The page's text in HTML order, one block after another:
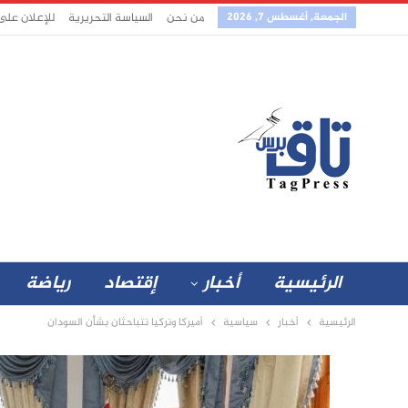
الجمعة, أغسطس 7, 2026 من نحن السياسة التحريرية للإعلان
الرئيسية أخبار إقتصاد رياضة
الرئيسية أخبار سياسية أميركا وتركيا تتباحثان بشأن السودان